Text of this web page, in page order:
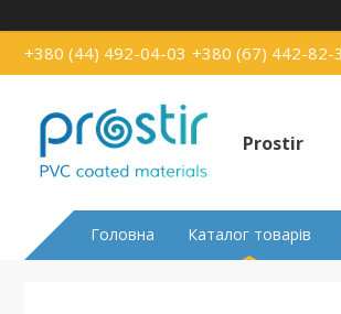
+380 (44) 492-04-03 +380 (67) 442-82-
Prostir
Головна Каталог товарів